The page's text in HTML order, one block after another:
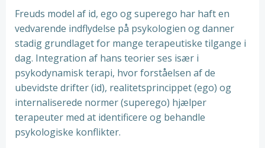
Freuds model af id, ego og superego har haft en
vedvarende indflydelse på psykologien og danner
stadig grundlaget for mange terapeutiske tilgange i
dag. Integration af hans teorier ses især i
psykodynamisk terapi, hvor forståelsen af de
ubevidste drifter (id), realitetsprincippet (ego) og
internaliserede normer (superego) hjælper
terapeuter med at identificere og behandle
psykologiske konflikter.